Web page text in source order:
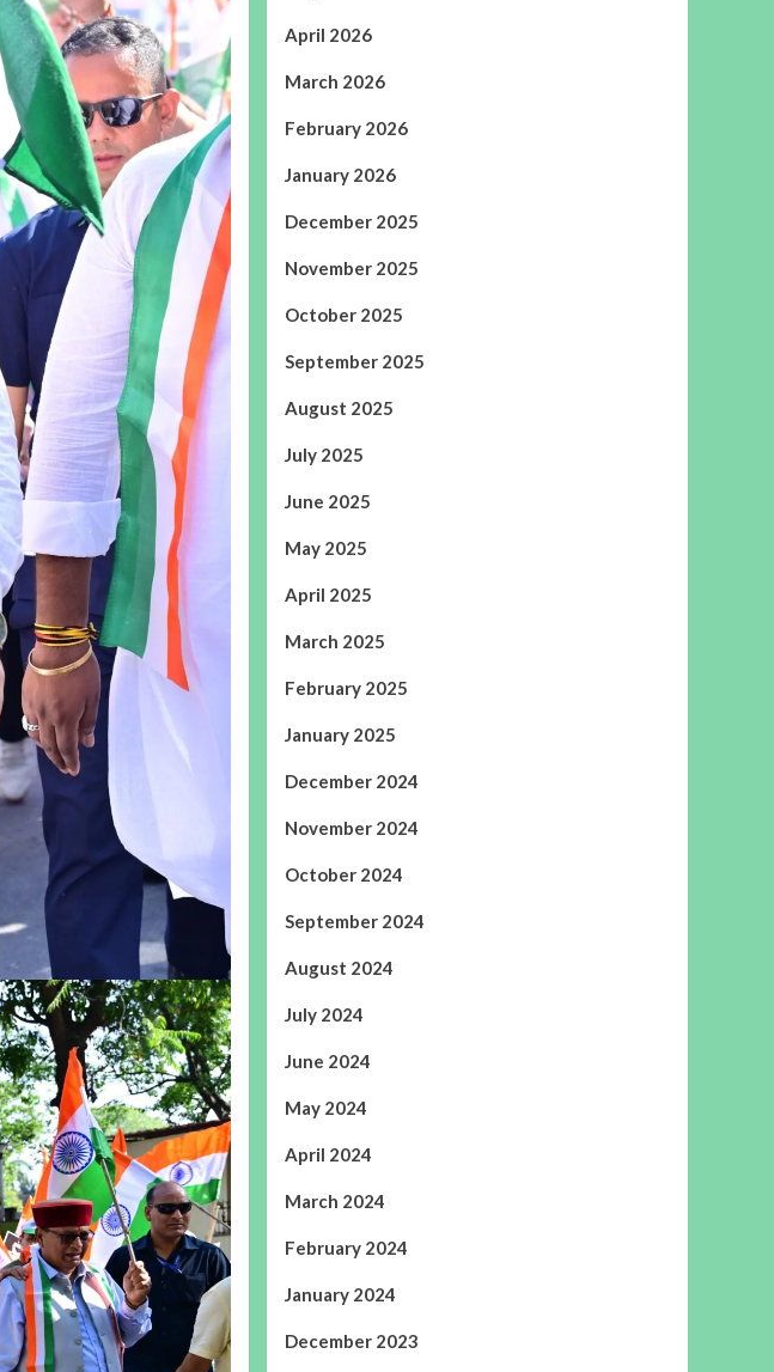
April 2026
March 2026
February 2026
January 2026
December 2025
November 2025
October 2025
September 2025
August 2025
July 2025
June 2025
May 2025
April 2025
March 2025
February 2025
January 2025
December 2024
November 2024
October 2024
September 2024
August 2024
July 2024
June 2024
May 2024
April 2024
March 2024
February 2024
January 2024
December 2023